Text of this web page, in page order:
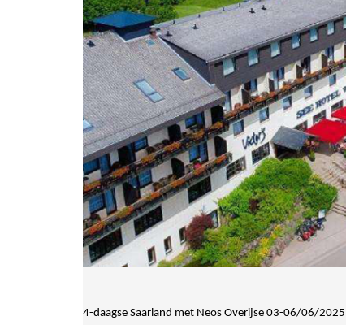
4-daagse Saarland met Neos Overijse 03-06/06/2025